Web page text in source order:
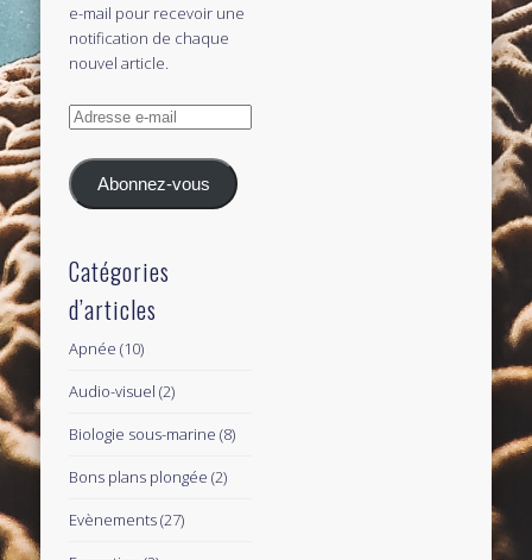
e-mail pour recevoir une
notification de chaque
nouvel article.
Adresse
mail
Abonnez-vous
Catégories
d’articles
Apnée (10)
Audio-visuel (2)
Biologie sous-marine (8)
Bons plans plongée (2)
Evènements(27)